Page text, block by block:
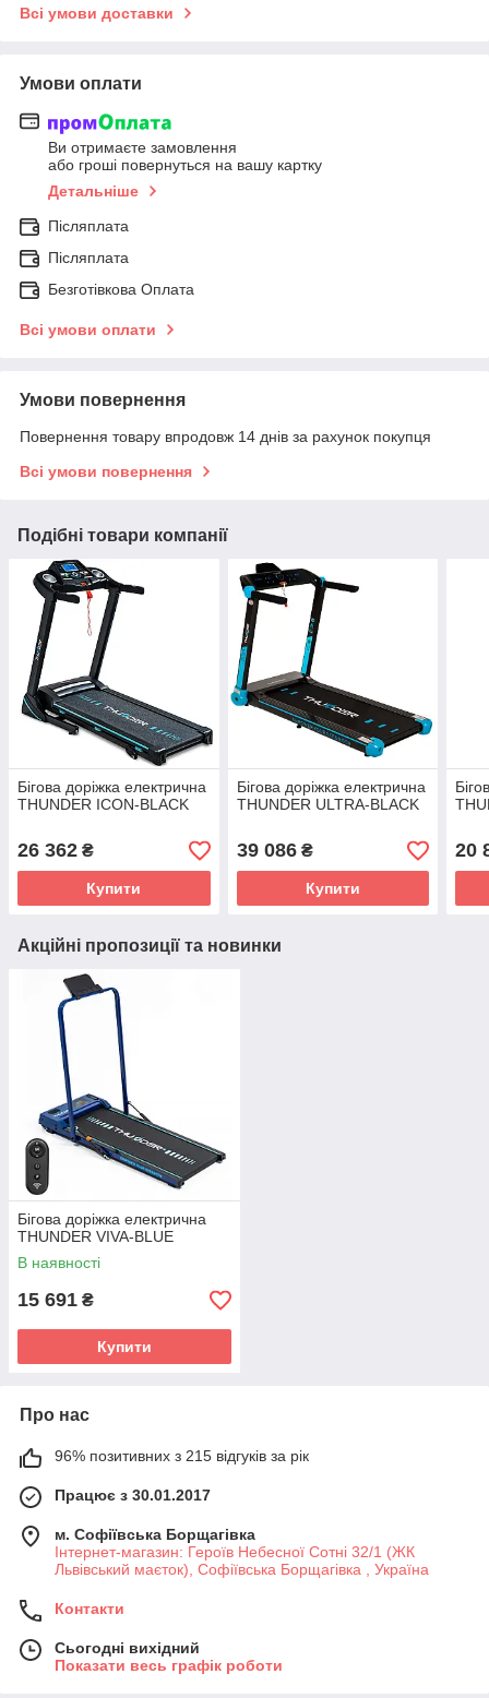
Всі умови доставки
Умови оплати
Ви отримаєте замовлення
або гроші повернуться на вашу картку
Детальніше
Післяплата
Післяплата
Безготівкова Оплата
Всі умови оплати
Умови повернення
Повернення товару впродовж 14 днів за рахунок покупця
Всі умови повернення
Подібні товари компанії
Бігова доріжка електрична
THUNDER ICON-BLACK
26 362 ₴
Купити
Бігова доріжка електрична
THUNDER ULTRA-BLACK
39 086₴
Купити
20
Акційні пропозиції та новинки
Бігова доріжка електрична
THUNDER VIVA-BLUE
В наявності
15 691 ₴
Купити
Про нас
96% позитивних з 215 відгуків за рік
Працює з 30.01.2017
м. Софіївська Борщагівка
Інтернет-магазин: Героїв Небесної Сотні 32/1 (ЖК
Львівський маєток), Софіївська Борщагівка , Україна
Контакти
Сьогодні вихідний
Показати весь графік роботи